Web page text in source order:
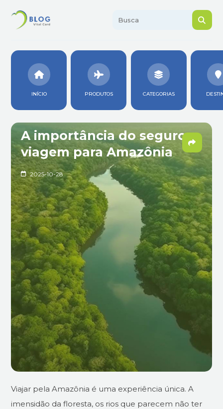
INÍCIO PRODUTOS CATEGORIAS
A importância do seguro
viagem para Amazônia
2025-10-28
Viajar pela Amazônia é uma experiência única. A
imensidão da floresta, os rios que parecem não ter